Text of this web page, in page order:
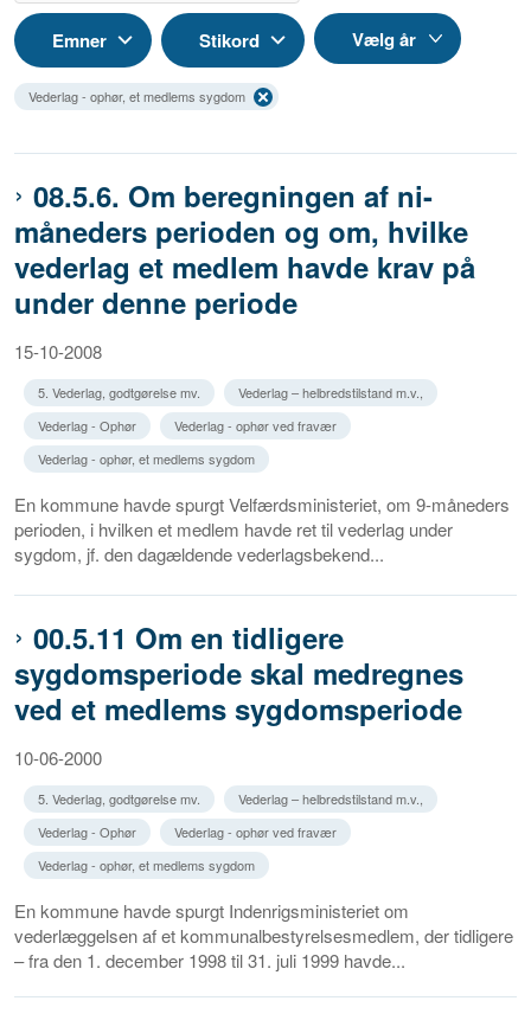
Emner Stikord
Vederlag - ophør, et medlems sygdom
08.5.6. Om beregningen af ni-
måneders perioden og om, hvilke
vederlag et medlem havde krav på
under denne periode
15-10-2008
5. Vederlag, godtgørelse mv.
Vederlag – helbredstilstand m.v.,
Vederlag - Ophør
Vederlag - ophør ved fravær
Vederlag - ophør, et medlems sygdom
En kommune havde spurgt Velfærdsministeriet, om 9-måneders
perioden, i hvilken et medlem havde ret til vederlag under
sygdom, jf. den dagældende vederlagsbekend...
00.5.11 Om en tidligere
sygdomsperiode skal medregnes
ved et medlems sygdomsperiode
10-06-2000
5. Vederlag, godtgørelse mv.
Vederlag – helbredstilstand m.v.,
Vederlag - Ophør
Vederlag - ophør ved fravær
Vederlag - ophør, et medlems sygdom
En kommune havde spurgt Indenrigsministeriet om
vederlæggelsen af et kommunalbestyrelsesmedlem, der tidligere
– fra den 1. december 1998 til 31. juli 1999 havde...